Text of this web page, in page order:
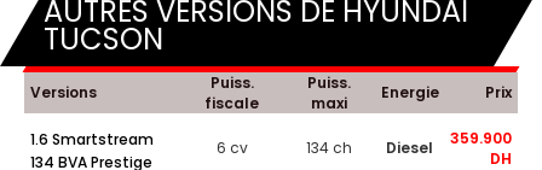
AUTRES VERSIONS DE HYUNDAI
TUCSON
Versions
Puiss.
fiscale
Puiss.
maxi
Energie Prix
1.6 Smartstream
134 BVA Prestige
6 cv 134 ch Diesel
359.900
DH